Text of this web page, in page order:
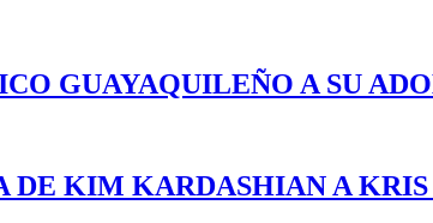
GUAYAQUILEÑO A SU
DE KIM KARDASHIAN A